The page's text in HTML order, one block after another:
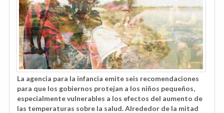
La agencia para la infancia emite seis recomendaciones
para que los gobiernos protejan a los niños pequeños,
especialmente vulnerables a los efectos del aumento de
las temperaturas sobre la salud. Alrededor de la mitad